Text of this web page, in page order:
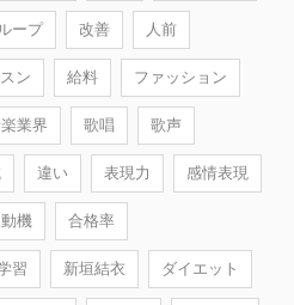
ープ 改善 人前
ン 給料 ファッション
業界 歌唱 歌声
違い 表現力 感情表現
機 合格率
習 新垣結衣 ダイエット